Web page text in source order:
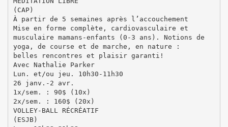
(CAP)
À partir de 5 semaines après l’accouchement
Mise en forme complète, cardiovasculaire et
musculaire mamans-enfants (0-3 ans). Notions de
yoga, de course et de marche, en nature :
belles rencontres et plaisir garanti!
Avec Nathalie Parker
Lun. et/ou jeu. 10h30-11h30
26 janv.-2 avr.
1x/sem. : 90$ (10x)
2x/sem. : 160$ (20x)
VOLLEY-BALL RÉCRÉATIF
(ESJB)